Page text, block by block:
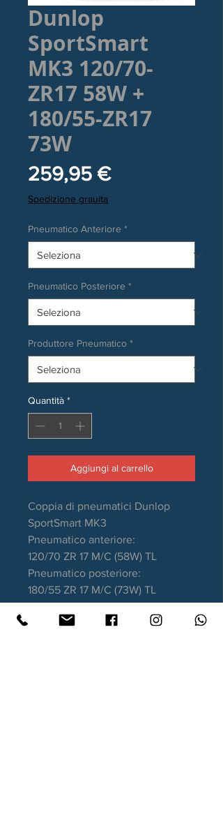
Dunlop
SportSmart
MK3 120/70-
ZR17 58W +
180/55-ZR17
73W
259,95 €Prezzo
Spedizione grauita
Pneumatico Anteriore *
Pneumatico Posteriore *
Produttore Pneumatico *
Quantità *
Aggiungi al carrello
Coppia di pneumatici Dunlop
SportSmart MK3
Pneumatico anteriore:
120/70 ZR 17 M/C (58W) TL
Pneumatico posteriore:
180/55 ZR 17 M/C (73W) TL
Garanzia DOT recente